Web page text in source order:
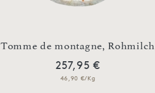
Tomme de montagne, Rohmilch
257,95 €
46,90 €/Kg